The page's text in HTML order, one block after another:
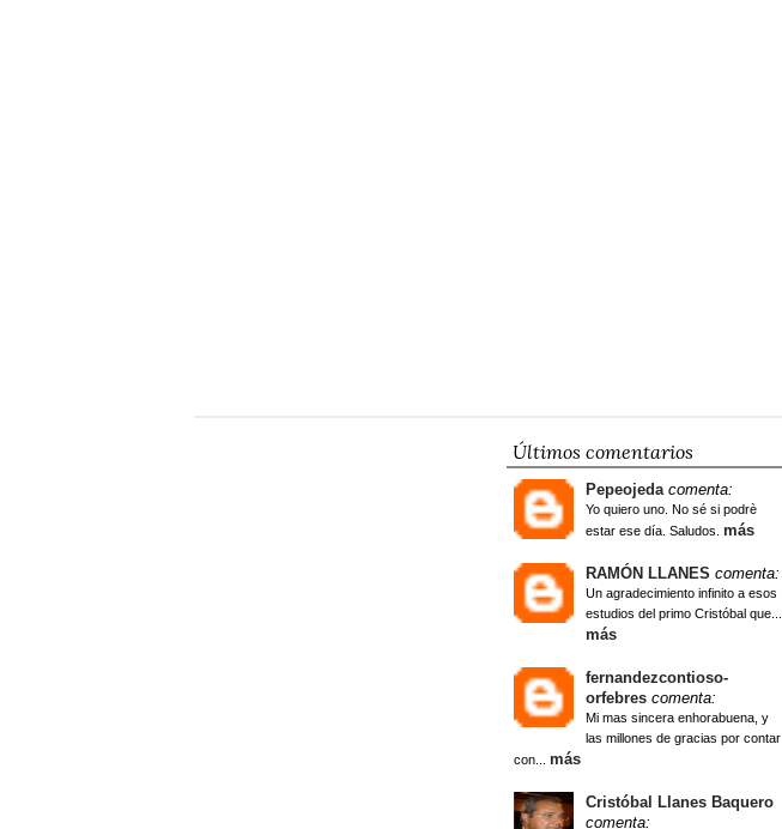
Últimos comentarios
Pepeojeda comenta:
Yo quiero uno. No sé si podrè
estar ese día. Saludos. más
RAMÓN LLANES comenta:
Un agradecimiento infinito a esos
estudios del primo Cristóbal que...
más
fernandezcontioso-
orfebres comenta:
Mi mas sincera enhorabuena, y
las millones de gracias por contar
con... más
Cristóbal Llanes Baquero
comenta: